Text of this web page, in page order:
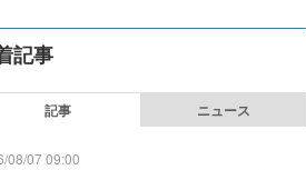
記事
記事 ニュース
08/07 09:00